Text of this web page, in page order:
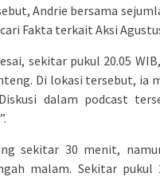
Andrie bersama
Fakta terkait Aksi
sekitar pukul 20.05
Di lokasi tersebut, ia
dalam podcast
sekitar 30 menit,
malam. Sekitar pukul